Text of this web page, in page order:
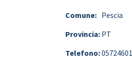
Comune: Pescia
Provincia: PT
Telefono:05724601